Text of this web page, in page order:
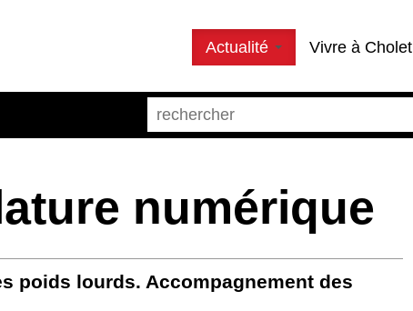
Actualité Vivre à Cholet
numérique
poids lourds. Accompagnement des